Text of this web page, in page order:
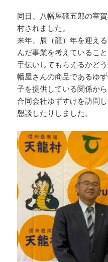
同日、八幡屋礒五郎の室
村されました。
来年、辰（龍）年を迎え
んだ事業を考えているこ
手伝いしてもらえるかど
幡屋さんの商品であるゆ
子を提供している関係か
合同会社ゆずすけを訪問
懇談したりしました。